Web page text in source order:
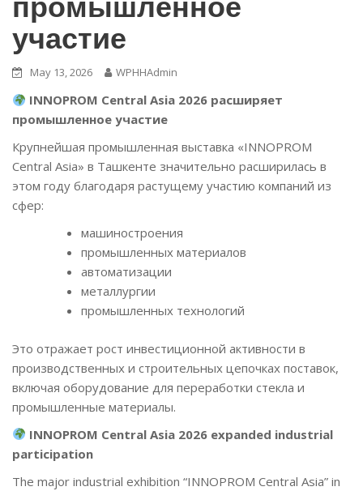
участие
May 13, 2026 WPHHAdmin
INNOPROM Central Asia 2026 расширяет
промышленное участие
Крупнейшая промышленная выставка «INNOPROM
Central Asia» в Ташкенте значительно расширилась в
этом году благодаря растущему участию компаний из
сфер:
машиностроения
промышленных материалов
автоматизации
металлургии
промышленных технологий
Это отражает рост инвестиционной активности в
производственных и строительных цепочках поставок,
включая оборудование для переработки стекла и
промышленные материалы.
INNOPROM Central Asia 2026 expanded industrial
participation
The major industrial exhibition “INNOPROM Central Asia” in